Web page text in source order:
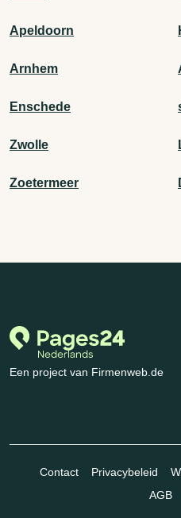
Apeldoorn
Arnhem
Enschede
Zwolle
Zoetermeer
Een project van Firmenweb.de
Contact Privacybeleid
AGB